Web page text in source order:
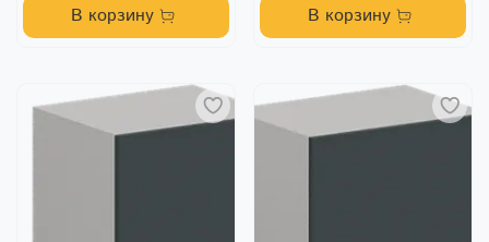
В корзину В корзину